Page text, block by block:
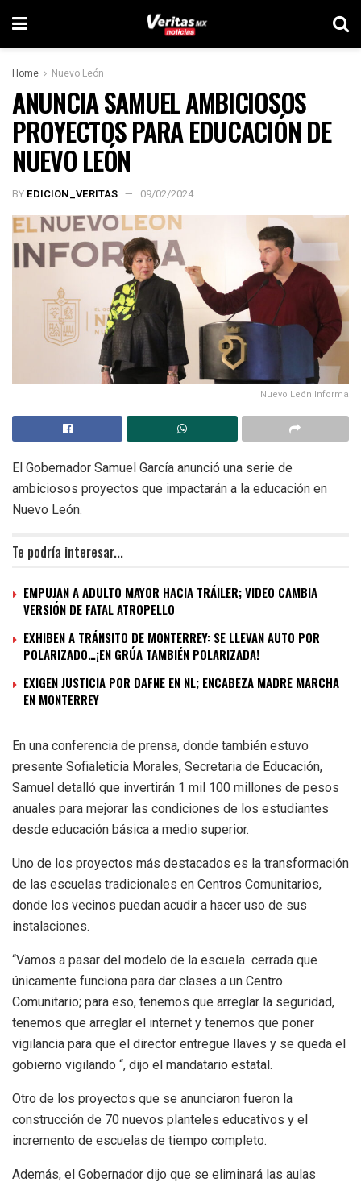
Home Nuevo León
ANUNCIA SAMUEL AMBICIOSOS
PROYECTOS PARA EDUCACIÓN DE
NUEVO LEÓN
BY EDICION_VERITAS 09/02/2024
Nuevo León Informa
El Gobernador Samuel García anunció una serie de
ambiciosos proyectos que impactarán a la educación en
Nuevo León.
Te podría interesar...
EMPUJAN A ADULTO MAYOR HACIA TRÁILER; VIDEO CAMBIA
VERSIÓN DE FATAL ATROPELLO
EXHIBEN A TRÁNSITO DE MONTERREY: SE LLEVAN AUTO POR
POLARIZADO…¡EN GRÚA TAMBIÉN POLARIZADA!
EXIGEN JUSTICIA POR DAFNE EN NL; ENCABEZA MADRE MARCHA
EN MONTERREY
En una conferencia de prensa, donde también estuvo
presente Sofialeticia Morales, Secretaria de Educación,
Samuel detalló que invertirán 1 mil 100 millones de pesos
anuales para mejorar las condiciones de los estudiantes
desde educación básica a medio superior.
Uno de los proyectos más destacados es la transformación
de las escuelas tradicionales en Centros Comunitarios,
donde los vecinos puedan acudir a hacer uso de sus
instalaciones.
“Vamos a pasar del modelo de la escuela cerrada que
únicamente funciona para dar clases a un Centro
Comunitario; para eso, tenemos que arreglar la seguridad,
tenemos que arreglar el internet y tenemos que poner
vigilancia para que el director entregue llaves y se queda el
gobierno vigilando “, dijo el mandatario estatal.
Otro de los proyectos que se anunciaron fueron la
construcción de 70 nuevos planteles educativos y el
incremento de escuelas de tiempo completo.
Además, el Gobernador dijo que se eliminará las aulas